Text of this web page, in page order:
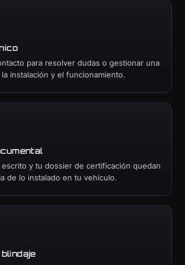
para resolver dudas o gestionar una
instalación y el funcionamiento.
escrito y tu dossier de certificación quedan
de lo instalado en tu vehículo.